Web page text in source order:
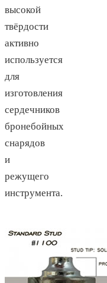
высокой
твёрдости
активно
используется
для
изготовления
сердечников
бронебойных
снарядов
и
режущего
инструмента.